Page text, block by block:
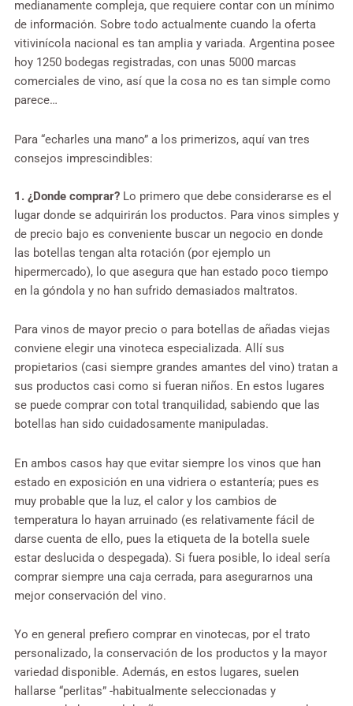
medianamente compleja, que requiere contar con un mínimo
de información. Sobre todo actualmente cuando la oferta
vitivinícola nacional es tan amplia y variada. Argentina posee
hoy 1250 bodegas registradas, con unas 5000 marcas
comerciales de vino, así que la cosa no es tan simple como
parece…
Para “echarles una mano” a los primerizos, aquí van tres
consejos imprescindibles:
1. ¿Donde comprar? Lo primero que debe considerarse es el
lugar donde se adquirirán los productos. Para vinos simples y
de precio bajo es conveniente buscar un negocio en donde
las botellas tengan alta rotación (por ejemplo un
hipermercado), lo que asegura que han estado poco tiempo
en la góndola y no han sufrido demasiados maltratos.
Para vinos de mayor precio o para botellas de añadas viejas
conviene elegir una vinoteca especializada. Allí sus
propietarios (casi siempre grandes amantes del vino) tratan a
sus productos casi como si fueran niños. En estos lugares
se puede comprar con total tranquilidad, sabiendo que las
botellas han sido cuidadosamente manipuladas.
En ambos casos hay que evitar siempre los vinos que han
estado en exposición en una vidriera o estantería; pues es
muy probable que la luz, el calor y los cambios de
temperatura lo hayan arruinado (es relativamente fácil de
darse cuenta de ello, pues la etiqueta de la botella suele
estar deslucida o despegada). Si fuera posible, lo ideal sería
comprar siempre una caja cerrada, para asegurarnos una
mejor conservación del vino.
Yo en general prefiero comprar en vinotecas, por el trato
personalizado, la conservación de los productos y la mayor
variedad disponible. Además, en estos lugares, suelen
hallarse “perlitas” -habitualmente seleccionadas y